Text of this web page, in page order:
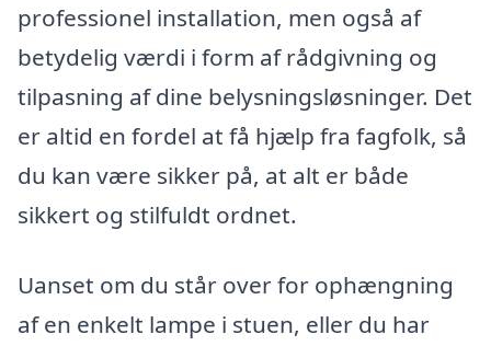
professionel installation, men også af
betydelig værdi i form af rådgivning og
tilpasning af dine belysningsløsninger. Det
er altid en fordel at få hjælp fra fagfolk, så
du kan være sikker på, at alt er både
sikkert og stilfuldt ordnet.
Uanset om du står over for ophængning
af en enkelt lampe i stuen, eller du har